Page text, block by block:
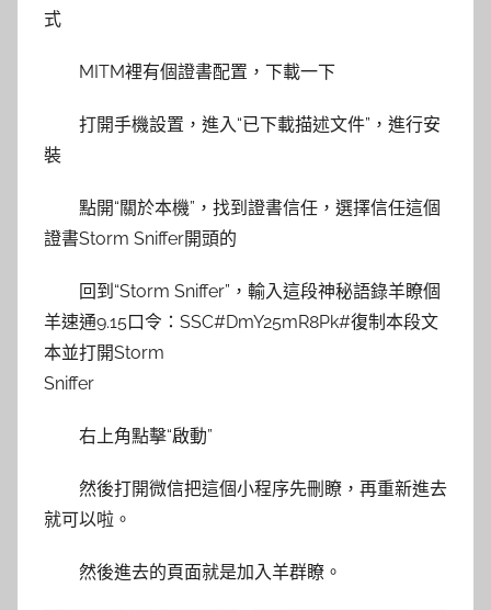
式
MITM裡有個證書配置，下載一下
打開手機設置，進入“已下載描述文件”，進行安
裝
點開“關於本機”，找到證書信任，選擇信任這個
證書Storm Sniffer開頭的
回到“Storm Sniffer”，輸入這段神秘語錄羊瞭個
羊速通9.15口令：SSC#DmY25mR8Pk#復制本段文
本並打開Storm
Sniffer
右上角點擊“啟動”
然後打開微信把這個小程序先刪瞭，再重新進去
就可以啦。
然後進去的頁面就是加入羊群瞭。